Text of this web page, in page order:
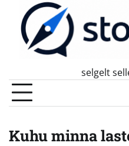
content
selgelt
Kuhu minna